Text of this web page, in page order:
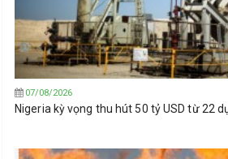
07/08/2026
Nigeria kỳ vọng thu hút 50 tỷ USD từ 22